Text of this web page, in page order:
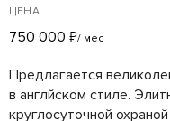
ЦЕНА
750 000 ₽/ мес
Предлагается
в англйском стиле.
круглосуточной